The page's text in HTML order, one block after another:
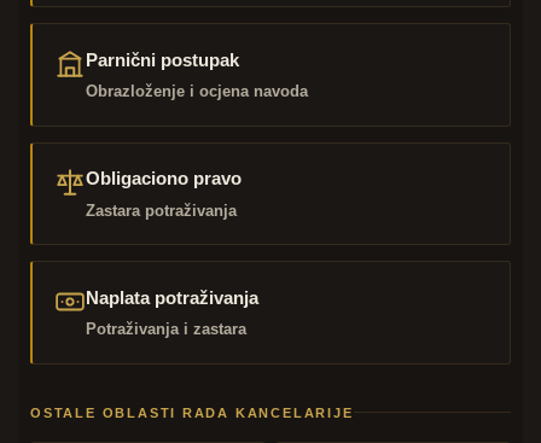
Parnični postupak
Obrazloženje i ocjena navoda
Obligaciono pravo
Zastara potraživanja
Naplata potraživanja
Potraživanja i zastara
OSTALE OBLASTI RADA KANCELARIJE